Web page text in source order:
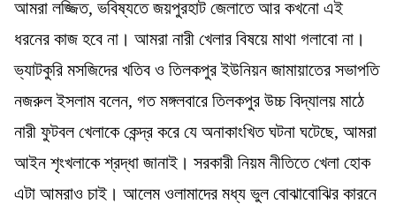
আমরা লজ্জিত, ভবিষ্যতে জয়পুরহাট জেলাতে আর কখনো এই
ধরনের কাজ হবে না। আমরা নারী খেলার বিষয়ে মাথা গলাবো না।
ভ্যাটকুরি মসজিদের খতিব ও তিলকপুর ইউনিয়ন জামায়াতের সভাপতি
নজরুল ইসলাম বলেন, গত মঙ্গলবারে তিলকপুর উচ্চ বিদ্যালয় মাঠে
নারী ফুটবল খেলাকে কেন্দ্র করে যে অনাকাংখিত ঘটনা ঘটেছে, আমরা
আইন শৃংখলাকে শ্রদ্ধা জানাই। সরকারী নিয়ম নীতিতে খেলা হোক
এটা আমরাও চাই। আলেম ওলামাদের মধ্য ভুল বোঝাবোঝির কারনে